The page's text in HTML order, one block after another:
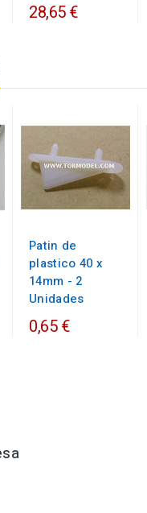
28,65 €
Patin de
plastico 40 x
14mm - 2
Unidades
0,65 €